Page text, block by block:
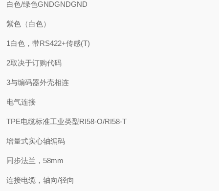
白色/绿色GNDGNDGND
紫色（白色）
1白色，带RS422+传感(T)
2取决于订购代码
3与编码器外壳相连
电气连接
TPE电缆标准工业类型RI58-O/RI58-T
增量式实心轴编码
同步法兰，58mm
连接电缆，轴向/径向